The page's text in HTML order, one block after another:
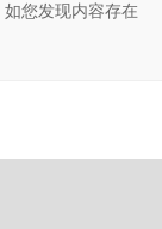
如您发现内容存在